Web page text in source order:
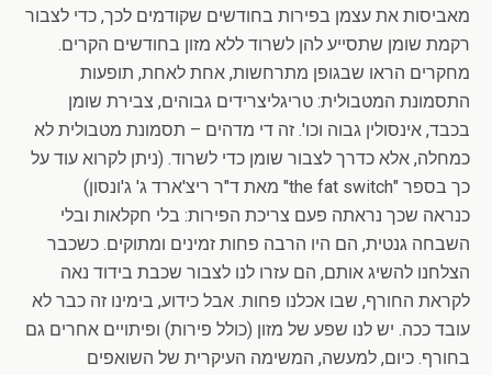
מאביסות את עצמן בפירות בחודשים שקודמים לכך, כדי לצבור
רקמת שומן שתסייע להן לשרוד ללא מזון בחודשים הקרים.
מחקרים הראו שבגופן מתרחשות, אחת לאחת, תופעות
התסמונת המטבולית: טריגליצרידים גבוהים, צבירת שומן
בכבד, אינסולין גבוה וכו'. זה די מדהים – תסמונת מטבולית לא
כמחלה, אלא כדרך לצבור שומן כדי לשרוד. (ניתן לקרוא עוד על
כך בספר "the fat switch" מאת ד"ר ריצ'ארד ג' ג'ונסון)
כנראה שכך נראתה פעם צריכת הפירות: בלי חקלאות ובלי
השבחה גנטית, הם היו הרבה פחות זמינים ומתוקים. כשכבר
הצלחנו להשיג אותם, הם עזרו לנו לצבור שכבת בידוד נאה
לקראת החורף, שבו אכלנו פחות. אבל כידוע, בימינו זה כבר לא
עובד ככה. יש לנו שפע של מזון (כולל פירות) ופיתויים אחרים גם
בחורף. כיום, למעשה, המשימה העיקרית של השואפים